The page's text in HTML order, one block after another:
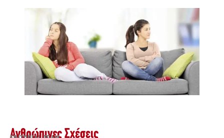
Ανθρώπινες Σχέσεις